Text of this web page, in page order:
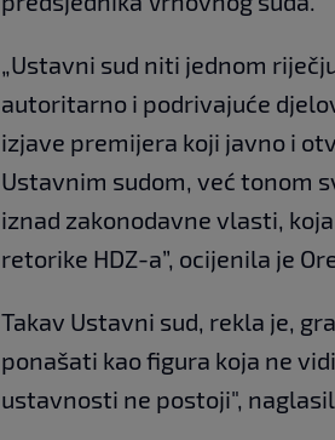
„Ustavni sud niti jednom
autoritarno i podrivajuće
izjave premijera koji javno i
Ustavnim sudom, već tonom
iznad zakonodavne vlasti,
retorike HDZ-a”, ocijenila je
Takav Ustavni sud, rekla je,
ponašati kao figura koja ne
ustavnosti ne postoji",